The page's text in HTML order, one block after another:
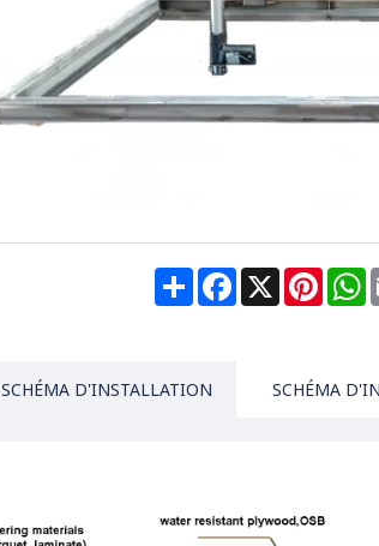
ShareFacebook
X
SCHÉMA D'INSTALLATION SCHÉMA